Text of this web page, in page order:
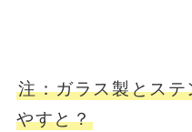
注：ガラス製とス
やすと？